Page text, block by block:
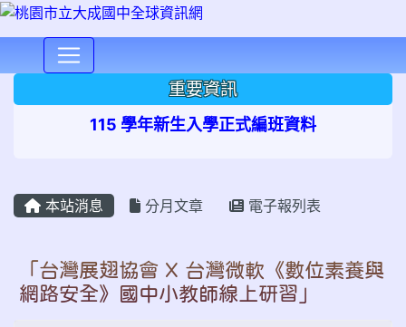
重要資訊
115 學年新生入學正式編班資料
本站消息 分月文章 電子報列表
「台灣展翅協會 X 台灣微軟《數位素養與
網路安全》國中小教師線上研習」